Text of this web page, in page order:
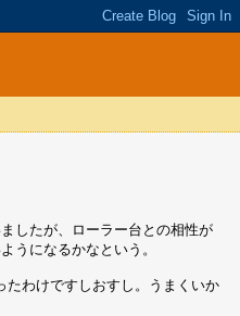
したが、ローラー台との相性が
うになるかなという。
わけですしおすし。うまくいか